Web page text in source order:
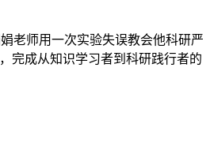
老师用一次实验失误教会他科研严
完成从知识学习者到科研践行者的